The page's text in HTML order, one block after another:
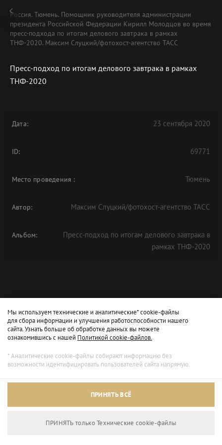
Россия. Тюмень. Помощник руководителя администрации
президента Российской Федерации Кирилл Молодцов во время
пресс-подхода по итогам делового завтрака в рамках
ТНФ-2020. Максим Слуцкий/фотохост-агентство ТАСС
Пресс-подход по итогам делового завтрака в рамках
ТНФ-2020
Дата: 23 сентября 2020
ID: 69771
Место проведения : Тюмень
Автор: Максим Слуцкий/фотохост-агентство ТАСС
Альбом:
Пресс-подход по итогам делового завтрака в
рамках ТНФ-2020
Мы используем технические и аналитические* cookie-файлы
для сбора информации и улучшения работоспособности нашего
сайта. Узнать больше об обработке данных вы можете
ознакомившись с нашей Политикой cookie-файлов.
* Аналитические cookie-файлы собирают информацию без
возможности идентифицировать пользователей сайта напрямую.
ПРИНЯТЬ ВСЁ
ПРИНЯТЬ только Технические сookie-файлы